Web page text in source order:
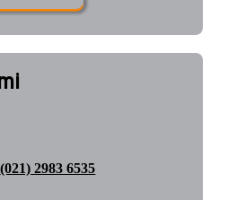
(021) 2983 6535